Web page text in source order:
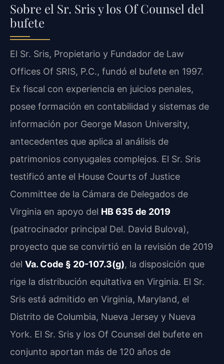
Sobre el Sr. Sris y los Of Counsel del
bufete
El Sr. Sris, Propietario y Fundador de Law
Offices Of SRIS, P.C., fundó el bufete en 1997.
Ex fiscal con experiencia en juicios penales,
posee formación en contabilidad y sistemas de
información por George Mason University,
antecedentes que aplica al análisis de
patrimonios conyugales complejos. El Sr. Sris
testificó ante el House Courts of Justice
Committee de la Cámara de Delegados de
Virginia en apoyo del HB 635 de 2019
(patrocinador principal Del. David Bulova),
proyecto que se convirtió en la revisión de 2019
del Va. Code § 20-107.3(g), la disposición que
rige la distribución equitativa en Virginia. El Sr.
Sris está admitido en Virginia, Maryland, el
Distrito de Columbia, Nueva Jersey y Nueva
York. El Sr. Sris y los Of Counsel del bufete en
conjunto aportan más de 120 años de